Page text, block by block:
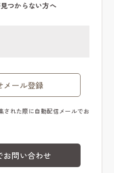
つからない方へ
メール登録
された際に自動配信メールでお
お問い合わせ